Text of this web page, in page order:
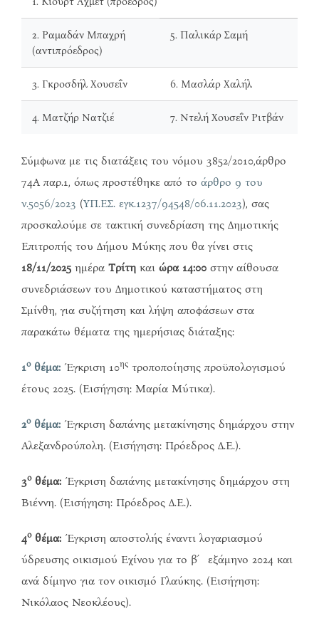
2. Ραμαδάν Μπαχρή
(αντιπρόεδρος)
5. Παλικάρ Σαμή
3. Γκροσδήλ Χουσεΐν 6. Μασλάρ Χαλήλ
4. Ματζήρ Νατζιέ 7. Ντελή Χουσεΐν Ριτβάν
Σύμφωνα με τις διατάξεις του νόμου 3852/2010,άρθρο
74Α παρ.1, όπως προστέθηκε από το άρθρο 9 του
ν.5056/2023 (ΥΠ.ΕΣ. εγκ.1237/94548/06.11.2023), σας
προσκαλούμε σε τακτική συνεδρίαση της Δημοτικής
Επιτροπής του Δήμου Μύκης που θα γίνει στις
18/11/2025 ημέρα Τρίτη και ώρα 14:00 στην αίθουσα
συνεδριάσεων του Δημοτικού καταστήματος στη
Σμίνθη, για συζήτηση και λήψη αποφάσεων στα
παρακάτω θέματα της ημερήσιας διάταξης:
1οθέμα: Έγκριση 10ης τροποποίησης προϋπολογισμού
έτους 2025. (Εισήγηση: Μαρία Μύτικα).
2οθέμα: Έγκριση δαπάνης μετακίνησης δημάρχου στην
Αλεξανδρούπολη. (Εισήγηση: Πρόεδρος Δ.Ε.).
3οθέμα: Έγκριση δαπάνης μετακίνησης δημάρχου στη
Βιέννη. (Εισήγηση: Πρόεδρος Δ.Ε.).
4οθέμα: Έγκριση αποστολής έναντι λογαριασμού
ύδρευσης οικισμού Εχίνου για το β΄ εξάμηνο 2024 και
ανά δίμηνο για τον οικισμό Γλαύκης. (Εισήγηση:
Νικόλαος Νεοκλέους).